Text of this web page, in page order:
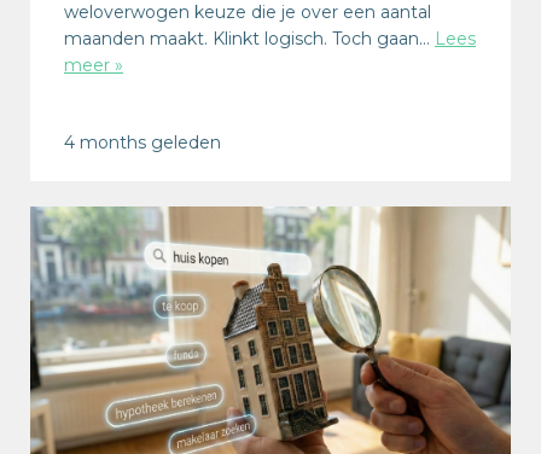
weloverwogen keuze die je over een aantal
maanden maakt. Klinkt logisch. Toch gaan… Lees
meer »
4 months geleden